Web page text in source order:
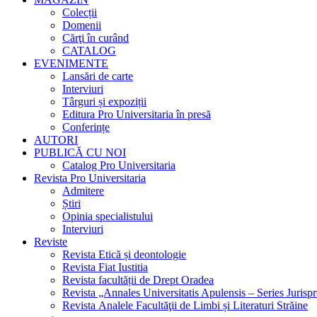
Colecții
Domenii
Cărţi în curând
CATALOG
EVENIMENTE
Lansări de carte
Interviuri
Târguri și expoziții
Editura Pro Universitaria în presă
Conferințe
AUTORI
PUBLICĂ CU NOI
Catalog Pro Universitaria
Revista Pro Universitaria
Admitere
Știri
Opinia specialistului
Interviuri
Reviste
Revista Etică și deontologie
Revista Fiat Iustitia
Revista facultății de Drept Oradea
Revista „Annales Universitatis Apulensis – Series
Revista Analele Facultăţii de Limbi și Literaturi Străine